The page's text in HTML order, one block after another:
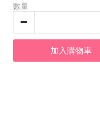
數量
加入購物車